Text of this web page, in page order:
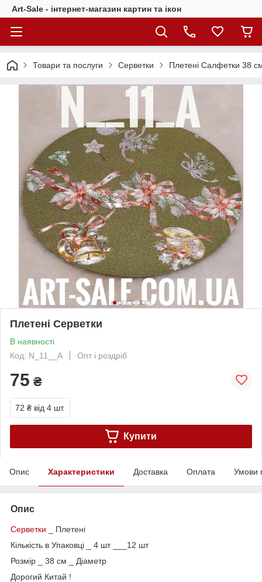
Art-Sale - інтернет-магазин картин та ікон
Товари та послуги Серветки Плетені Салфетки 38
Плетені Серветки
В наявності
Код: N_11__A
Опт і роздріб
75 ₴
72 ₴ від 4 шт.
Купити
Опис Характеристики Доставка Оплата Умови
Опис
Серветки _ Плетені
Кількість в Упаковці _ 4 шт ___12 шт
Розмір _ 38 см _ Діаметр
Дорогий Китай !